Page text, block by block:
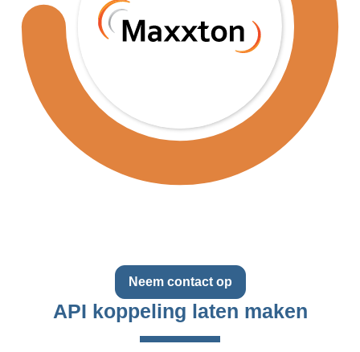
Neem contact op
API koppeling laten maken